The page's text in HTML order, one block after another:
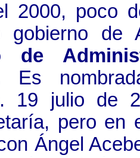
2000, poco
gobierno de
de
Es
19 julio de
pero en
Ángel